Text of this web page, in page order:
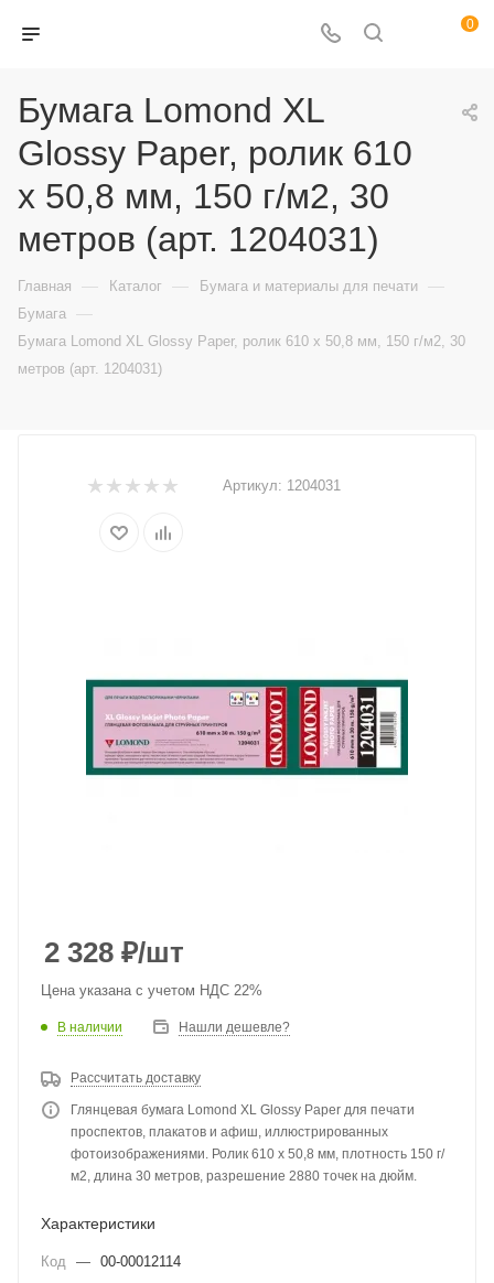
0
Бумага Lomond XL
Glossy Paper, ролик 610
х 50,8 мм, 150 г/м2, 30
метров (арт. 1204031)
Главная — Каталог — Бумага и материалы для печати —
Бумага —
Бумага Lomond XL Glossy Paper, ролик 610 х 50,8 мм, 150 г/м2, 30
метров (арт. 1204031)
Артикул: 1204031
2 328 ₽/шт
Цена указана с учетом НДС 22%
В наличии Нашли дешевле?
Рассчитать доставку
Глянцевая бумага Lomond XL Glossy Paper для печати
проспектов, плакатов и афиш, иллюстрированных
фотоизображениями. Ролик 610 х 50,8 мм, плотность 150 г/
м2, длина 30 метров, разрешение 2880 точек на дюйм.
Характеристики
Код — 00-00012114